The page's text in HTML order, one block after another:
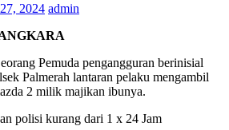
2024 admin
Pemuda pengangguran berinisial
Palmerah lantaran pelaku mengambil
2 milik majikan ibunya.
polisi kurang dari 1 x 24 Jam